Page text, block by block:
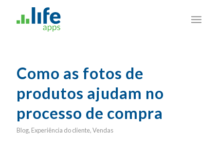
Como as fotos de
produtos ajudam no
processo de compra
Blog, Experiência do cliente,Vendas